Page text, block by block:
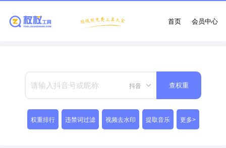
会员中心
首页
抖音 查权重
权重排行 违禁词过滤 视频去水印 提取音乐 更多>